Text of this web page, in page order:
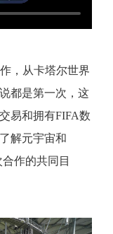
，从卡塔尔世界
都是第一次，这
易和拥有FIFA数
解元宇宙和
作的共同目